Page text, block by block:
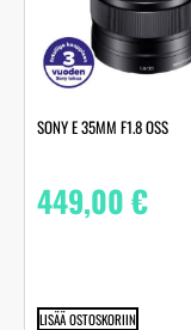
SONY E 35MM F1.8 OSS
449,00€
LISÄÄ OSTOSKORIIN